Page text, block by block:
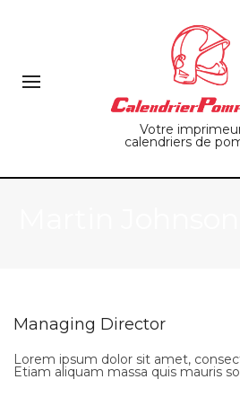
Votre
calendriers de
Managing Director
Lorem ipsum dolor sit amet,
Etiam aliquam massa quis mauris